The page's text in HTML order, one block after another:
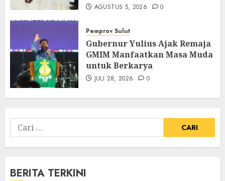
AGUSTUS 5, 2026 0
Pemprov Sulut
Gubernur Yulius Ajak Remaja
GMIM Manfaatkan Masa Muda
untuk Berkarya
JULI 28, 2026 0
Cari
untuk:
BERITA TERKINI